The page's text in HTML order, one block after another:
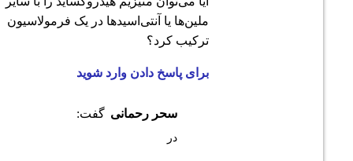
ملین‌ها یا آنتی‌اسیدها در یک فرمولاسیون
برای پاسخ دادن وارد شوید
گفت: